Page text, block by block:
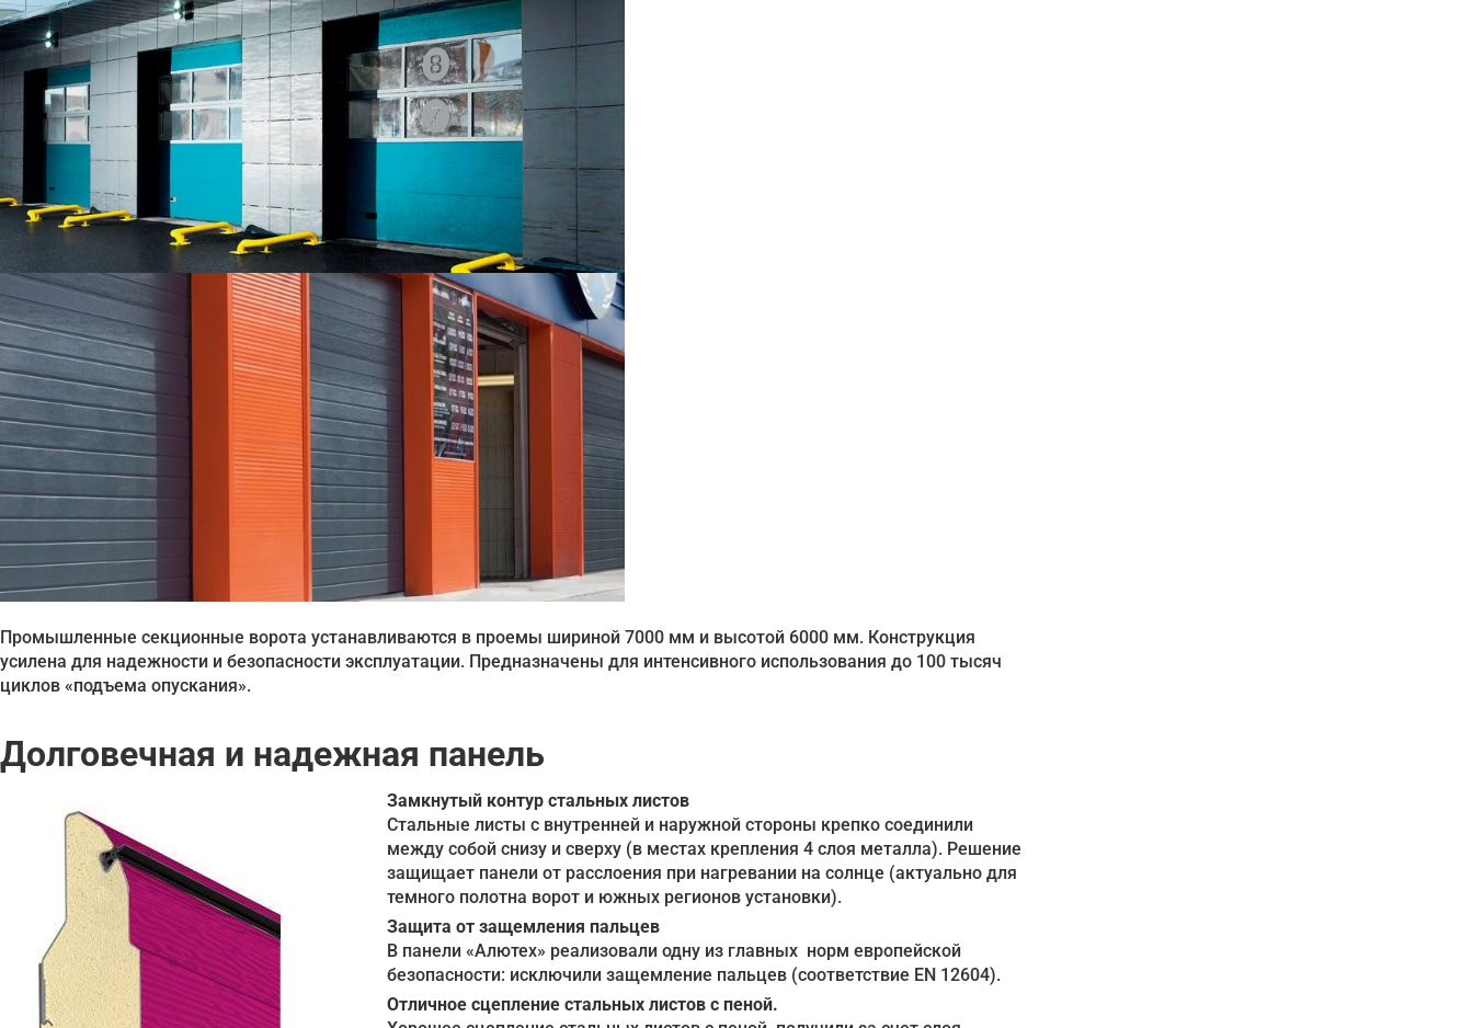
Промышленные секционные ворота устанавливаются в проемы шириной 7000 мм и высотой 6000 мм. Конструкция
усилена для надежности и безопасности эксплуатации. Предназначены для интенсивного использования до 100 тысяч
циклов «подъема опускания».
Долговечная и надежная панель
Замкнутый контур стальных листов
Стальные листы с внутренней и наружной стороны крепко соединили
между собой снизу и сверху (в местах крепления 4 слоя металла). Решение
защищает панели от расслоения при нагревании на солнце (актуально для
темного полотна ворот и южных регионов установки).
Защита от защемления пальцев
В панели «Алютех» реализовали одну из главных норм европейской
безопасности: исключили защемление пальцев (соответствие EN 12604).
Отличное сцепление стальных листов с пеной.